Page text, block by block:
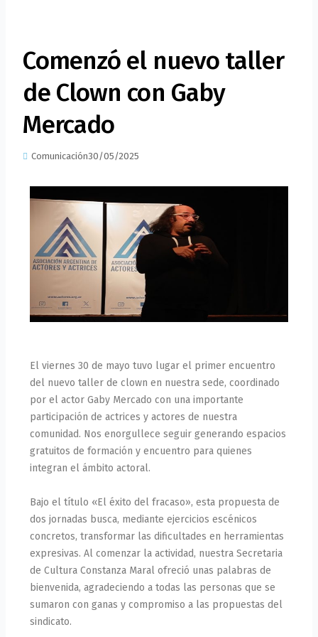
Comenzó el nuevo taller
de Clown con Gaby
Mercado
Comunicación30/05/2025
El viernes 30 de mayo tuvo lugar el primer encuentro
del nuevo taller de clown en nuestra sede, coordinado
por el actor Gaby Mercado con una importante
participación de actrices y actores de nuestra
comunidad. Nos enorgullece seguir generando espacios
gratuitos de formación y encuentro para quienes
integran el ámbito actoral.
Bajo el título «El éxito del fracaso», esta propuesta de
dos jornadas busca, mediante ejercicios escénicos
concretos, transformar las dificultades en herramientas
expresivas. Al comenzar la actividad, nuestra Secretaria
de Cultura Constanza Maral ofreció unas palabras de
bienvenida, agradeciendo a todas las personas que se
sumaron con ganas y compromiso a las propuestas del
sindicato.